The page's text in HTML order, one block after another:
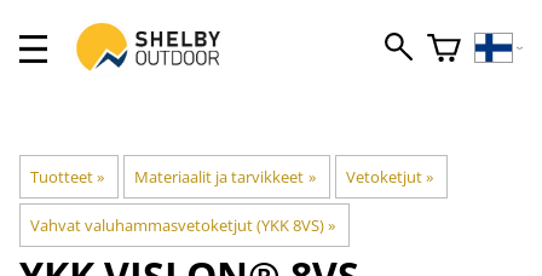
Tuotteet‪» Materiaalit ja tarvikkeet ‪» Vetoketjut‪»
Vahvat valuhammasvetoketjut (YKK 8VS)‪»